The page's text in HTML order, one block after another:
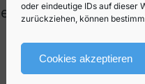
oder eindeutige IDs auf dieser
zurückziehen, können
Cookies akzeptieren